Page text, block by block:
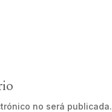
no será publicada.